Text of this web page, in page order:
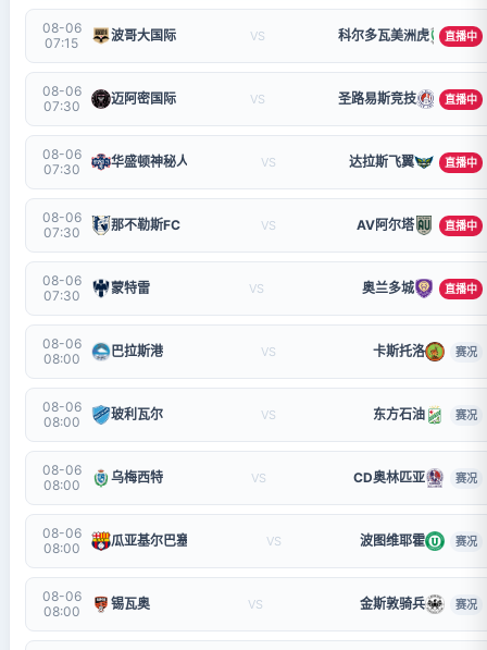
08-06
07:15
波哥大国际 VS 科尔多瓦美洲虎 直播中
08-06
07:30
迈阿密国际 VS 圣路易斯竞技 直播中
08-06
07:30
华盛顿神秘人 VS 达拉斯飞翼 直播中
08-06
07:30
那不勒斯FC VS AV阿尔塔 直播中
08-06
07:30
蒙特雷 VS 奥兰多城 直播中
08-06
08:00
巴拉斯港 VS 卡斯托洛 赛况
08-06
08:00
玻利瓦尔 VS 东方石油 赛况
08-06
08:00
乌梅西特 VS CD奥林匹亚 赛况
08-06
08:00
瓜亚基尔巴塞罗那 VS 波图维耶霍 赛况
08-06
08:00
锡瓦奥 VS 金斯敦骑兵 赛况